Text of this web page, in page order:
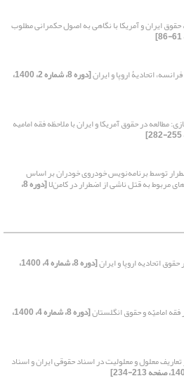
ایران و آمریکا با نگاهی به اصول حکمرانی مطلوب
اتحادیۀ اروپا و ایران [دوره 8، شماره 2، 1400،
مطالعه در حقوق آمریکا و ایران با ملاحظه فقه امامیه
توسط برنامه‌نویس خودروی خودران بر اساس
مربوط به قتل ناشی از اضطرار در کامن‌لا [دوره 8،
اتحادیه اروپا و ایران [دوره 8، شماره 4، 1400،
امامیّه و حقوق انگلستان [دوره 8، شماره 4، 1400،
معلول و معلولیت در اسناد حقوقی ایران و اسناد